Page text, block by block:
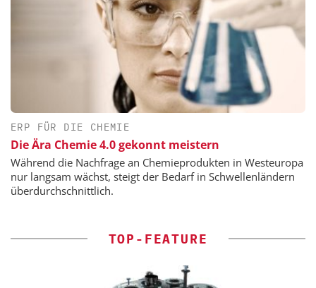
ERP FÜR DIE CHEMIE
Die Ära Chemie 4.0 gekonnt meistern
Während die Nachfrage an Chemieprodukten in Westeuropa
nur langsam wächst, steigt der Bedarf in Schwellenländern
überdurchschnittlich.
TOP-FEATURE